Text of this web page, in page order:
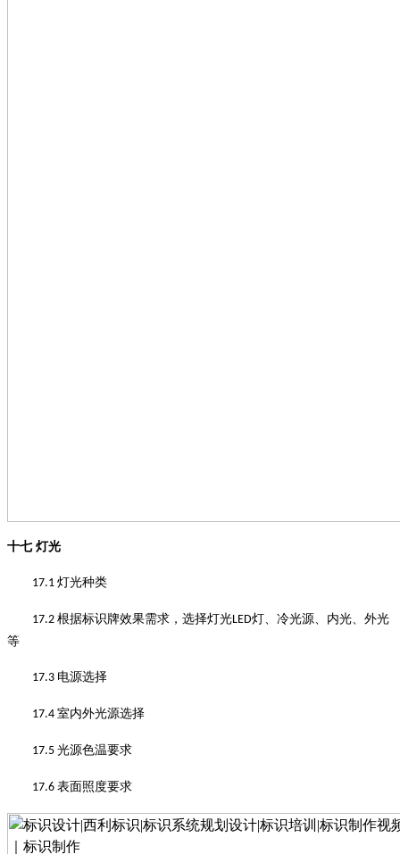
十七 灯光
17.1 灯光种类
17.2 根据标识牌效果需求，选择灯光LED灯、冷光源、内光、外光
等
17.3 电源选择
17.4 室内外光源选择
17.5 光源色温要求
17.6 表面照度要求